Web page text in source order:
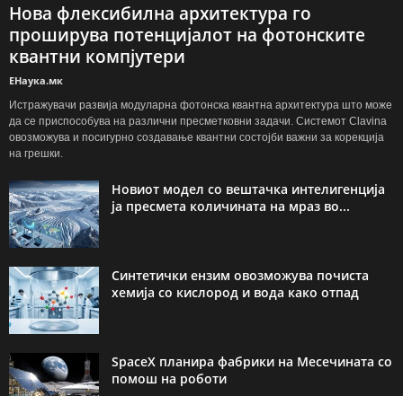
Нова флексибилна архитектура го
проширува потенцијалот на фотонските
квантни компјутери
ЕНаука.мк
Истражувачи развија модуларна фотонска квантна архитектура што може
да се приспособува на различни пресметковни задачи. Системот Clavina
овозможува и посигурно создавање квантни состојби важни за корекција
на грешки.
Новиот модел со вештачка интелигенција
ја пресмета количината на мраз во...
Синтетички ензим овозможува почиста
хемија со кислород и вода како отпад
SpaceX планира фабрики на Месечината со
помош на роботи